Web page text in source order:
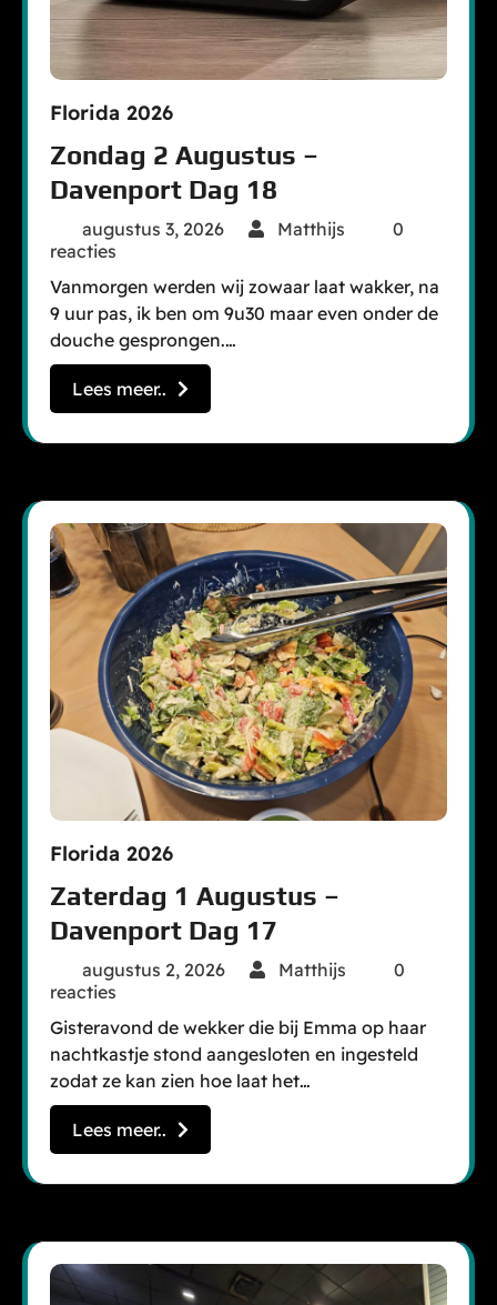
Florida 2026
Zondag 2 Augustus –
Davenport Dag 18
augustus 3, 2026 Matthijs
0
reacties
Vanmorgen werden wij zowaar laat wakker, na
9 uur pas, ik ben om 9u30 maar even onder de
douche gesprongen.…
Lees meer..
Florida 2026
Zaterdag 1 Augustus –
Davenport Dag 17
augustus 2, 2026 Matthijs
0
reacties
Gisteravond de wekker die bij Emma op haar
nachtkastje stond aangesloten en ingesteld
zodat ze kan zien hoe laat het…
Lees meer..